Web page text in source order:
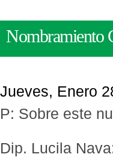
Nombramiento
Jueves, Enero
P: Sobre este
Dip. Lucila